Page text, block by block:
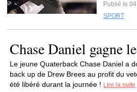
Publié le
SPORT
Chase Daniel gagne
Le jeune Quaterback Chase Daniel a
back up de Drew Brees au profit du
été libéré durant la journée ! Lire la suite